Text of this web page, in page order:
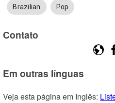
Brazilian Pop
Contato
Em outras línguas
Veja esta página em Inglês: